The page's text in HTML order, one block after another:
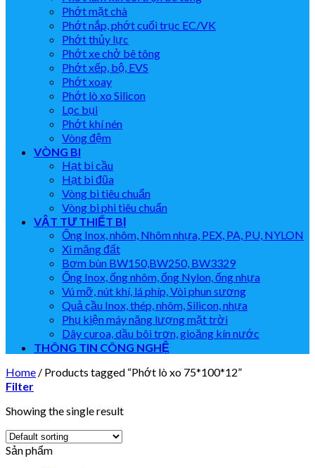
Phớt mặt chà
Phớt nắp, phớt cuối trục EC/VK
Phớt thủy lực
Phớt xe chở bê tông
Phớt xếp, bộ, EVS
Phớt xoay
Phớt lò xo Silicon
Lọc bụi
Phớt khí nén
Vòng đệm
VÒNG BI
Hạt bi cầu
Hạt bi đũa
Vòng bi tiêu chuẩn
Vòng bi phi tiêu chuẩn
VẬT TƯ THIẾT BỊ
Ống Inox, nhôm, Nhôm nhựa, PEX, PA, PU, NYLON
Xi măng đất
Bơm bùn BW150,BW250, BW3329
Ống Inox, ống nhôm, ống Nylon, ống nhựa
Vú mỡ, nút khí, lá phíp, Vòi phun sương
Quả cầu Inox, thép, nhôm, Silicon, nhựa
Phụ kiện máy năng lượng mặt trời
Dây curoa, dầu bôi trơn, gioăng kín nước
THÔNG TIN CÔNG NGHỆ
Home / Products tagged “Phớt lò xo 75*100*12”
Filter
Showing the single result
Sản phẩm